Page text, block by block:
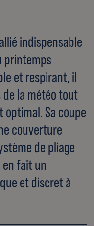
indispensable
printemps
et respirant, il
la météo tout
Sa coupe
couverture
de pliage
fait un
et discret à